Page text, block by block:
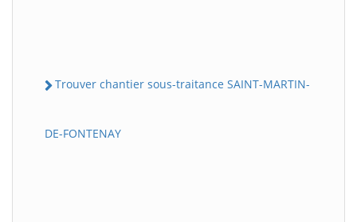
Trouver chantier sous-traitance SAINT-MARTIN-
DE-FONTENAY